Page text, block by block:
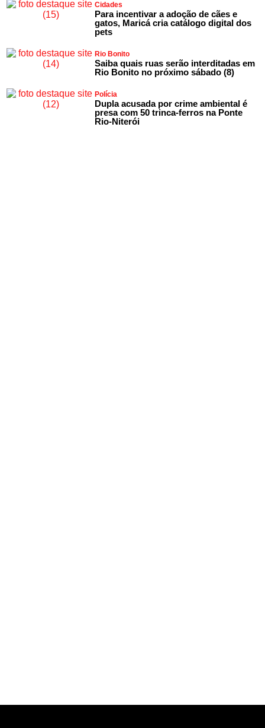
Cidades
Para incentivar a adoção de cães e
gatos, Maricá cria catálogo digital dos
pets
Rio Bonito
Saiba quais ruas serão interditadas em
Rio Bonito no próximo sábado (8)
Polícia
Dupla acusada por crime ambiental é
presa com 50 trinca-ferros na Ponte
Rio-Niterói